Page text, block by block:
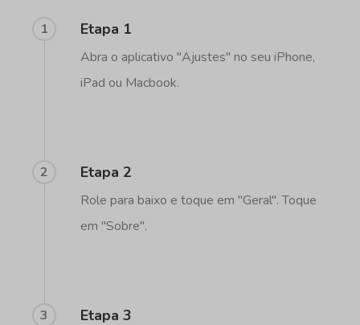
1 Etapa 1
Abra o aplicativo "Ajustes" no seu iPhone,
iPad ou Macbook.
2 Etapa 2
Role para baixo e toque em "Geral". Toque
em "Sobre".
3 Etapa 3